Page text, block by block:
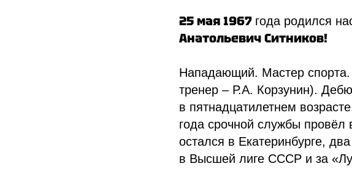
25 мая 1967 года родился
Анатольевич Ситников!
Нападающий. Мастер спорта.
тренер – Р.А. Корзунин).
в пятнадцатилетнем
года срочной службы
остался в Екатеринбурге,
в Высшей лиге СССР и за